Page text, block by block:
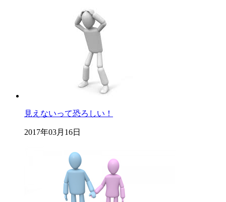
見えないって恐ろしい！
2017年03月16日